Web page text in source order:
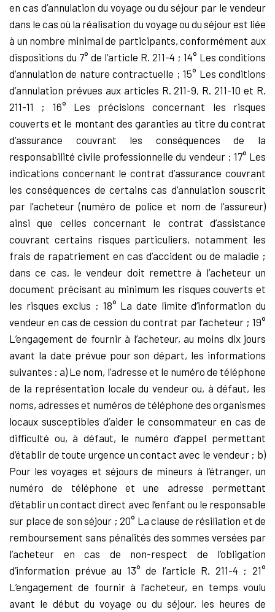
en cas d’annulation du voyage ou du séjour par le vendeur
dans le cas où la réalisation du voyage ou du séjour est liée
à un nombre minimal de participants, conformément aux
dispositions du 7° de l’article R. 211-4 ; 14° Les conditions
d’annulation de nature contractuelle ; 15° Les conditions
d’annulation prévues aux articles R. 211-9, R. 211-10 et R.
211-11 ; 16° Les précisions concernant les risques
couverts et le montant des garanties au titre du contrat
d’assurance couvrant les conséquences de la
responsabilité civile professionnelle du vendeur ; 17° Les
indications concernant le contrat d’assurance couvrant
les conséquences de certains cas d’annulation souscrit
par l’acheteur (numéro de police et nom de l’assureur)
ainsi que celles concernant le contrat d’assistance
couvrant certains risques particuliers, notamment les
frais de rapatriement en cas d’accident ou de maladie ;
dans ce cas, le vendeur doit remettre à l’acheteur un
document précisant au minimum les risques couverts et
les risques exclus ; 18° La date limite d’information du
vendeur en cas de cession du contrat par l’acheteur ; 19°
L’engagement de fournir à l’acheteur, au moins dix jours
avant la date prévue pour son départ, les informations
suivantes : a) Le nom, l’adresse et le numéro de téléphone
de la représentation locale du vendeur ou, à défaut, les
noms, adresses et numéros de téléphone des organismes
locaux susceptibles d’aider le consommateur en cas de
difficulté ou, à défaut, le numéro d’appel permettant
d’établir de toute urgence un contact avec le vendeur ; b)
Pour les voyages et séjours de mineurs à l’étranger, un
numéro de téléphone et une adresse permettant
d’établir un contact direct avec l’enfant ou le responsable
sur place de son séjour ; 20° La clause de résiliation et de
remboursement sans pénalités des sommes versées par
l’acheteur en cas de non-respect de l’obligation
d’information prévue au 13° de l’article R. 211-4 ; 21°
L’engagement de fournir à l’acheteur, en temps voulu
avant le début du voyage ou du séjour, les heures de